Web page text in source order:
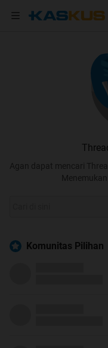
Agan dapat mencari
Komunitas Pilihan